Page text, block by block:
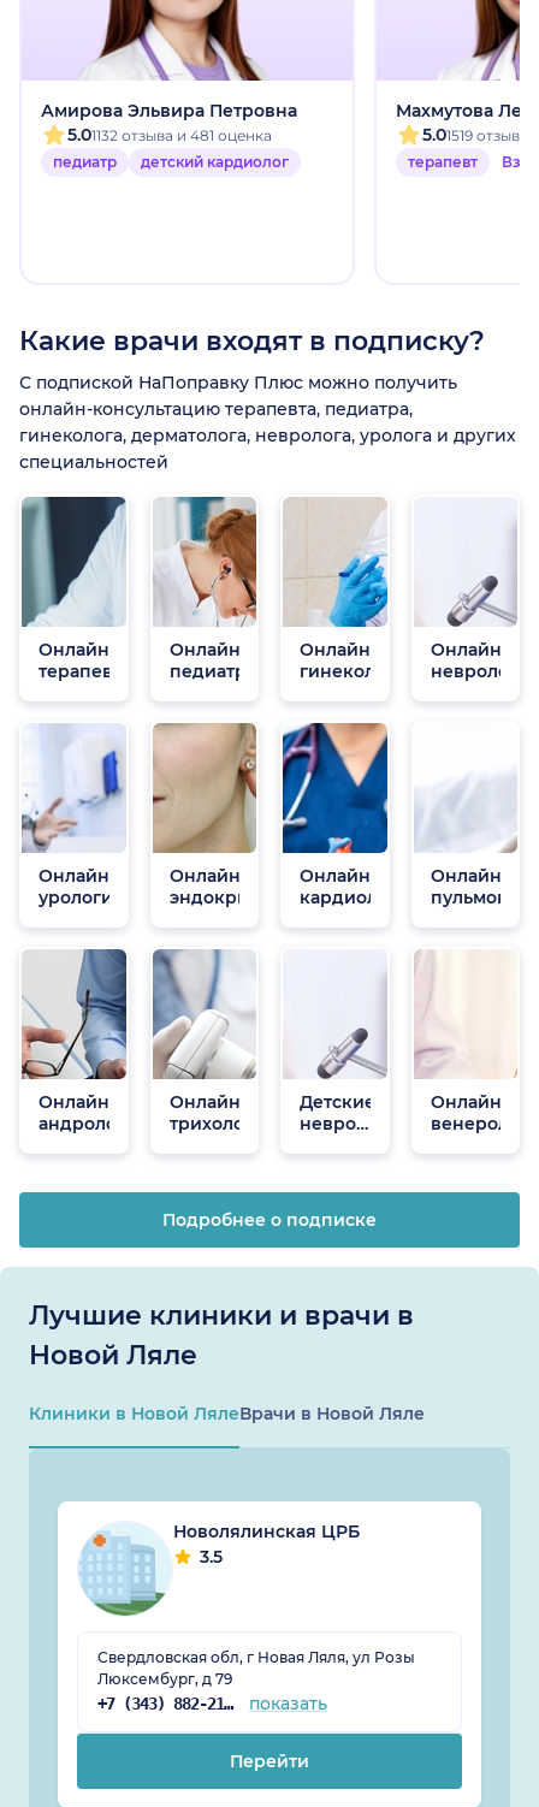
Амирова Эльвира Петровна
5.01132 отзыва и 481 оценка
педиатр
детский кардиолог
Махмутова
5.01519
терапевт
Какие врачи входят в подписку?
С подпиской НаПоправку Плюс можно получить
онлайн-консультацию терапевта, педиатра,
гинеколога, дерматолога, невролога, уролога и других
специальностей
Онлайн
терапевты
Онлайн
педиатры
Онлайн
гинекологи
Онлайн
неврологи
Онлайн
урологи
Онлайн
эндокринологи
Онлайн
кардиологи
Онлайн
Онлайн
андрологи
Онлайн
трихологи
Детские
неврологи
Онлайн
венерологи
Подробнее о подписке
Лучшие клиники и врачи в
Новой Ляле
Клиники в Новой ЛялеВрачи в Новой Ляле
Новолялинская ЦРБ
3.5
Свердловская обл, г Новая Ляля, ул Розы
Люксембург, д 79
+7 (343) 882-21-98 показать
Перейти